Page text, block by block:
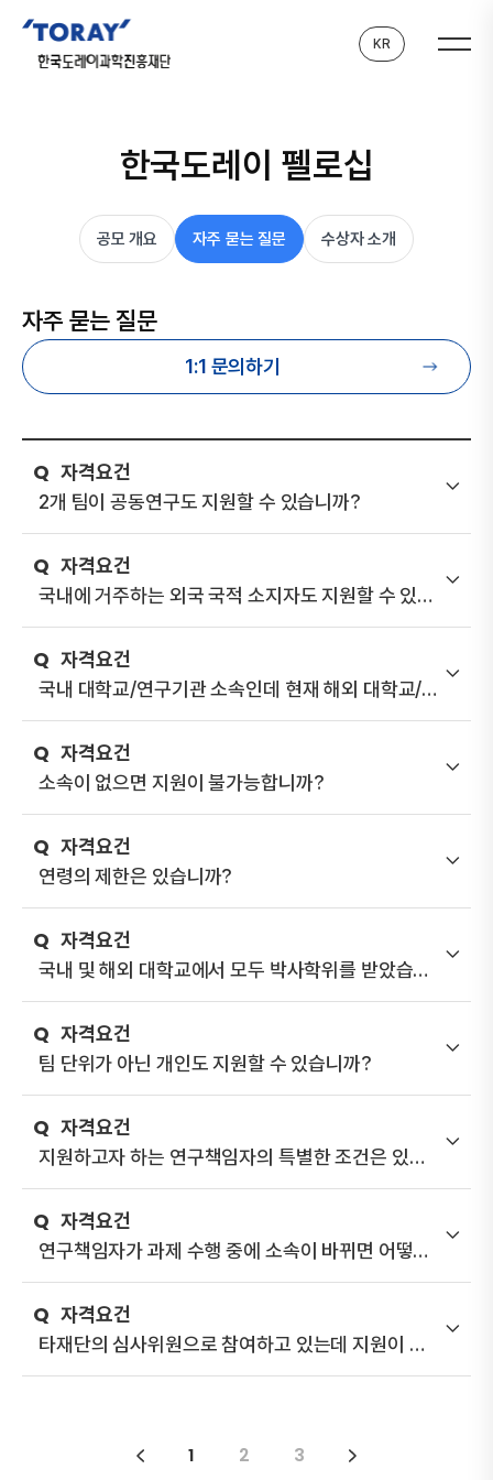
KR
한국도레이 펠로십
공모 개요 자주 묻는 질문 수상자 소개
자주 묻는 질문
1:1 문의하기
자격요건
2개 팀이 공동연구도 지원할 수 있습니까?
자격요건
국내에 거주하는 외국 국적 소지자도 지원할 수 있습
니까?
자격요건
국내 대학교/연구기관 소속인데 현재 해외 대학교/
연구기관에서 파견근무를 하고 있습니다. 지원이 가
능합니까?
자격요건
소속이 없으면 지원이 불가능합니까?
자격요건
연령의 제한은 있습니까?
자격요건
국내 및 해외 대학교에서 모두 박사학위를 받았습니
다. 어느 대학교의 취득일을 기준으로 합니까?
자격요건
팀 단위가 아닌 개인도 지원할 수 있습니까?
자격요건
지원하고자 하는 연구책임자의 특별한 조건은 있습
니까?
자격요건
연구책임자가 과제 수행 중에 소속이 바뀌면 어떻게
합니까?
자격요건
타재단의 심사위원으로 참여하고 있는데 지원이 가
능합니까?
1 2 3